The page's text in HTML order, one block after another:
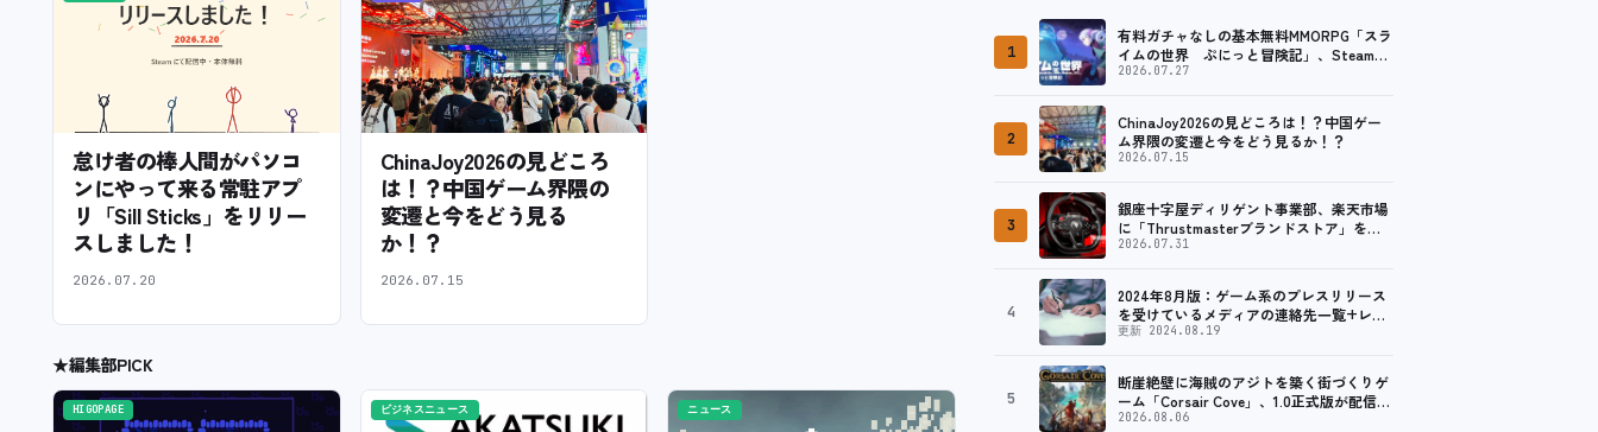
怠け者の棒人間がパソコ
ンにやって来る常駐アプ
リ「Sill Sticks」をリリー
スしました！
2026.07.20
ChinaJoy2026の見どころ
は！？中国ゲーム界隈の
変遷と今をどう見る
か！？
2026.07.15
★編集部PICK
HIGOPAGE ビジネスニュース ニュース
1
有料ガチャなしの基本無料MMORPG「スラ
イムの世界 ぷにっと冒険記」、Steam向
けの無料体験版が8月末に配信決定
2026.07.27
2
ChinaJoy2026の見どころは！？中国ゲー
ム界隈の変遷と今をどう見るか！？
2026.07.15
3
銀座十字屋ディリゲント事業部、楽天市場
に「Thrustmasterブランドストア」をオ
ープン。記念キャンペーンでポイントアッ
2026.07.31
4
2024年8月版：ゲーム系のプレスリリース
を受けているメディアの連絡先一覧+レビ
ュー依頼先一覧
更新 2024.08.19
5
断崖絶壁に海賊のアジトを築く街づくりゲ
ーム「Corsair Cove」、1.0正式版が配信開
始！
2026.08.06